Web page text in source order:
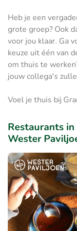
Heb je een
grote groep? Ook
voor jou klaar. Ga
keuze uit één van
om thuis te
jouw collega's
Voel je thuis bij
Restaurants
Wester